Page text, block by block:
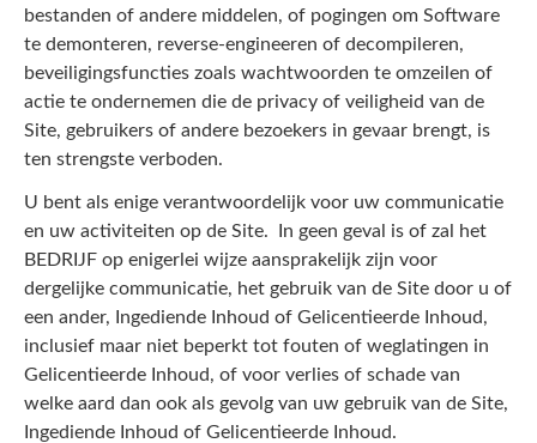
bestanden of andere middelen, of pogingen om Software
te demonteren, reverse-engineeren of decompileren,
beveiligingsfuncties zoals wachtwoorden te omzeilen of
actie te ondernemen die de privacy of veiligheid van de
Site, gebruikers of andere bezoekers in gevaar brengt, is
ten strengste verboden.
U bent als enige verantwoordelijk voor uw communicatie
en uw activiteiten op de Site. In geen geval is of zal het
BEDRIJF op enigerlei wijze aansprakelijk zijn voor
dergelijke communicatie, het gebruik van de Site door u of
een ander, Ingediende Inhoud of Gelicentieerde Inhoud,
inclusief maar niet beperkt tot fouten of weglatingen in
Gelicentieerde Inhoud, of voor verlies of schade van
welke aard dan ook als gevolg van uw gebruik van de Site,
Ingediende Inhoud of Gelicentieerde Inhoud.